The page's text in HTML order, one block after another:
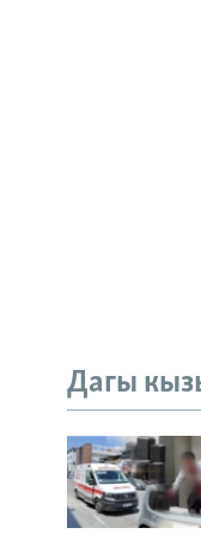
Дагы